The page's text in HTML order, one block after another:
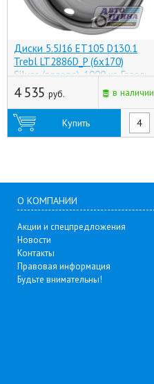
Диски 5.5J16 ET105 D130.1
Trebl LT2886D_P (6x170)
Silver, (палета), 1000 кг, Газель
(Россия)
4 535 руб. в наличии
Купить
О КОМПАНИИ
Акции и спецпредложения
Новости
Контакты
Правовая информация
Будьте внимательны!